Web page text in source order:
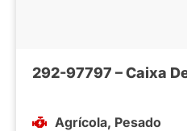
292-97797 – Caixa
Agrícola, Pesado